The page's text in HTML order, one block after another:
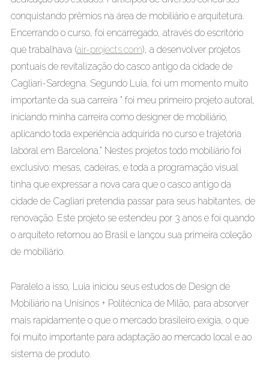
conquistando prêmios na área de mobiliário e arquitetura.
Encerrando o curso, foi encarregado, através do escritório
que trabalhava (air-projects.com), a desenvolver projetos
pontuais de revitalização do casco antigo da cidade de
Cagliari-Sardegna. Segundo Luia, foi um momento muito
importante da sua carreira ” foi meu primeiro projeto autoral,
iniciando minha carreira como designer de mobiliário,
aplicando toda experiência adquirida no curso e trajetória
laboral em Barcelona.” Nestes projetos todo mobiliário foi
exclusivo: mesas, cadeiras, e toda a programação visual
tinha que expressar a nova cara que o casco antigo da
cidade de Cagliari pretendia passar para seus habitantes, de
renovação. Este projeto se estendeu por 3 anos e foi quando
o arquiteto retornou ao Brasil e lançou sua primeira coleção
de mobiliário.
Paralelo a isso, Luia iniciou seus estudos de Design de
Mobiliário na Unisinos + Politécnica de Milão, para absorver
mais rapidamente o que o mercado brasileiro exigia, o que
foi muito importante para adaptação ao mercado local e ao
sistema de produto.